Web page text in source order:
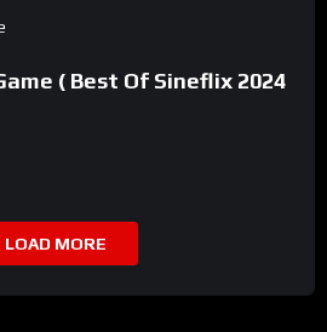
( Best Of Sineflix 2024
LOAD MORE